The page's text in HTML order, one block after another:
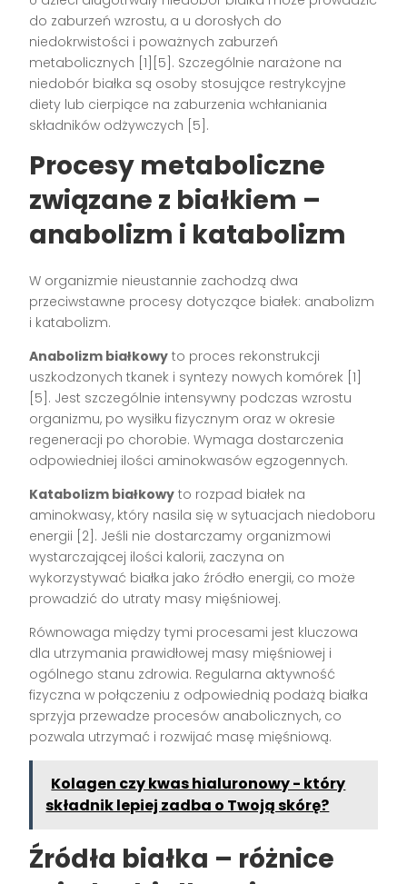
do zaburzeń wzrostu, a u dorosłych do
niedokrwistości i poważnych zaburzeń
metabolicznych [1][5]. Szczególnie narażone na
niedobór białka są osoby stosujące restrykcyjne
diety lub cierpiące na zaburzenia wchłaniania
składników odżywczych [5].
Procesy metaboliczne
związane z białkiem –
anabolizm i katabolizm
W organizmie nieustannie zachodzą dwa
przeciwstawne procesy dotyczące białek: anabolizm
i katabolizm.
Anabolizm białkowy to proces rekonstrukcji
uszkodzonych tkanek i syntezy nowych komórek [1]
[5]. Jest szczególnie intensywny podczas wzrostu
organizmu, po wysiłku fizycznym oraz w okresie
regeneracji po chorobie. Wymaga dostarczenia
odpowiedniej ilości aminokwasów egzogennych.
Katabolizm białkowy to rozpad białek na
aminokwasy, który nasila się w sytuacjach niedoboru
energii [2]. Jeśli nie dostarczamy organizmowi
wystarczającej ilości kalorii, zaczyna on
wykorzystywać białka jako źródło energii, co może
prowadzić do utraty masy mięśniowej.
Równowaga między tymi procesami jest kluczowa
dla utrzymania prawidłowej masy mięśniowej i
ogólnego stanu zdrowia. Regularna aktywność
fizyczna w połączeniu z odpowiednią podażą białka
sprzyja przewadze procesów anabolicznych, co
pozwala utrzymać i rozwijać masę mięśniową.
Kolagen czy kwas hialuronowy - który
składnik lepiej zadba o Twoją skórę?
Źródła białka – różnice